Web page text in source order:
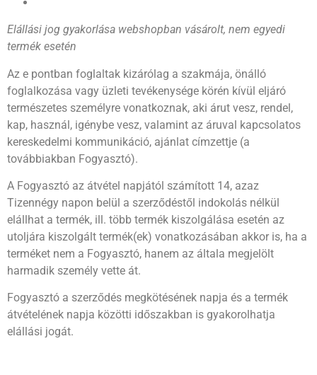
Elállási jog gyakorlása webshopban vásárolt, nem egyedi
termék esetén
Az e pontban foglaltak kizárólag a szakmája, önálló
foglalkozása vagy üzleti tevékenysége körén kívül eljáró
természetes személyre vonatkoznak, aki árut vesz, rendel,
kap, használ, igénybe vesz, valamint az áruval kapcsolatos
kereskedelmi kommunikáció, ajánlat címzettje (a
továbbiakban Fogyasztó).
A Fogyasztó az átvétel napjától számított 14, azaz
Tizennégy napon belül a szerződéstől indokolás nélkül
elállhat a termék, ill. több termék kiszolgálása esetén az
utoljára kiszolgált termék(ek) vonatkozásában akkor is, ha a
terméket nem a Fogyasztó, hanem az általa megjelölt
harmadik személy vette át.
Fogyasztó a szerződés megkötésének napja és a termék
átvételének napja közötti időszakban is gyakorolhatja
elállási jogát.